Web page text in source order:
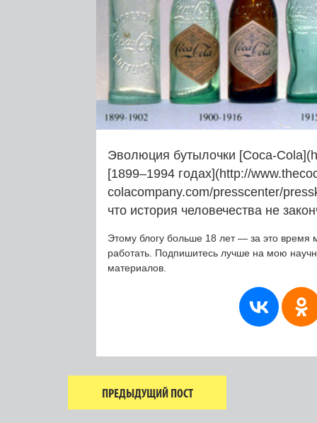
Эволюция бутылочки [Coca-
[1899–1994 годах](http://
colacompany.com/presscenter/
что история человечества не
Этому блогу больше 18 лет — за это время
работать. Подпишитесь лучше на мою
материалов.
ПРЕДЫДУЩИЙ ПОСТ